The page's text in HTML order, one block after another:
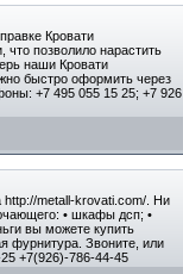
Кровати
позволило нарастить
наши Кровати
быстро оформить через
+7 495 055 15 25; +7 926
http://metall-krovati.com/. Ни
• шкафы дсп; •
вы можете купить
фурнитура. Звоните, или
+7(926)-786-44-45